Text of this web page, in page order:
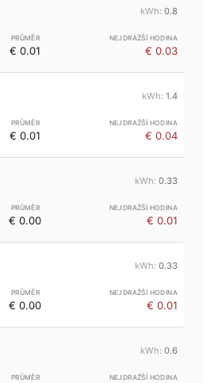
0.8
€ 0.01 € 0.03
1.4
€ 0.01 € 0.04
0.33
€ 0.00 € 0.01
0.33
€ 0.00 € 0.01
0.6